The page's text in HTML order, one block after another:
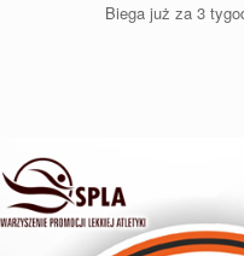
Biega już za 3